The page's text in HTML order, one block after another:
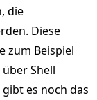
die
Diese
zum Beispiel
Shell
es noch das